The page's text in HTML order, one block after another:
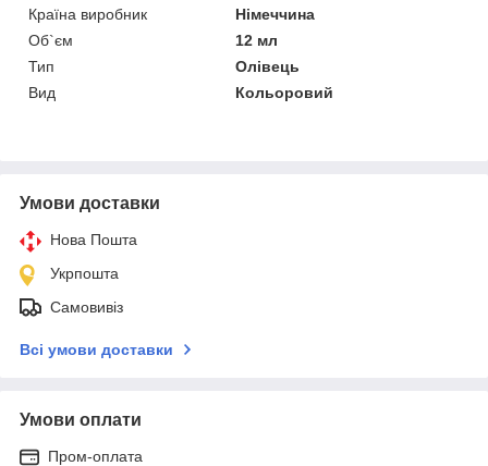
Країна виробник
Німеччина
Об`єм
12 мл
Тип
Олівець
Вид
Кольоровий
Умови доставки
Нова Пошта
Укрпошта
Самовивіз
Всі умови доставки
Умови оплати
Пром-оплата